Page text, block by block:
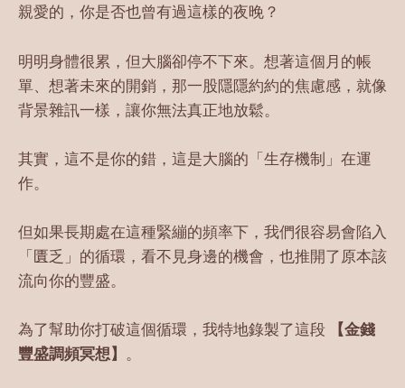
親愛的，你是否也曾有過這樣的夜晚？
明明身體很累，但大腦卻停不下來。想著這個月的帳
單、想著未來的開銷，那一股隱隱約約的焦慮感，就像
背景雜訊一樣，讓你無法真正地放鬆。
其實，這不是你的錯，這是大腦的「生存機制」在運
作。
但如果長期處在這種緊繃的頻率下，我們很容易會陷入
「匱乏」的循環，看不見身邊的機會，也推開了原本該
流向你的豐盛。
為了幫助你打破這個循環，我特地錄製了這段
【金錢
豐盛調頻冥想】 。